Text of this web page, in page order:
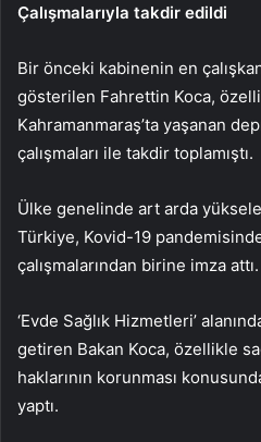
Çalışmalarıyla takdir edildi
Bir önceki kabinenin en
gösterilen Fahrettin Koca,
Kahramanmaraş’ta yaşanan
çalışmaları ile takdir toplamıştı.
Ülke genelinde art arda
Türkiye, Kovid-19 pandemisinde
çalışmalarından birine imza attı.
‘Evde Sağlık Hizmetleri’
getiren Bakan Koca, özellikle
haklarının korunması
yaptı.